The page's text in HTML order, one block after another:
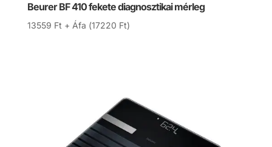
Beurer BF 410 fekete diagnosztikai mérleg
13559 Ft + Áfa (17220 Ft)